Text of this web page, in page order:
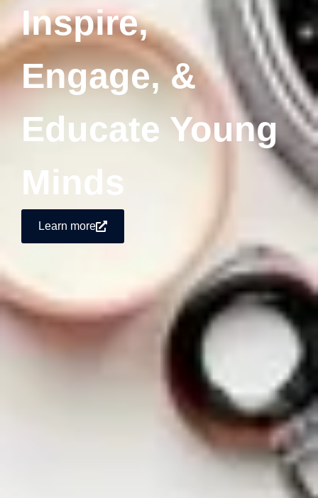
Inspire,
Engage, &
Educate Young
Minds
Learn more